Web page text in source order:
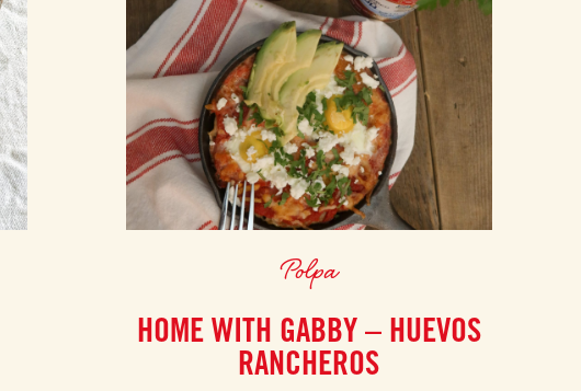
Polpa
HOME WITH GABBY – HUEVOS
RANCHEROS